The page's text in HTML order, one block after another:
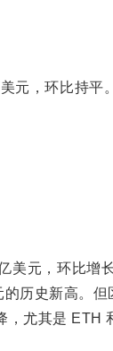
元，环比持平
美元，环比增
历史新高。
尤其是 ETH